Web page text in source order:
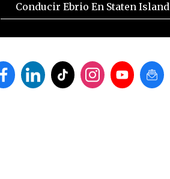
Conducir Ebrio En Staten Island